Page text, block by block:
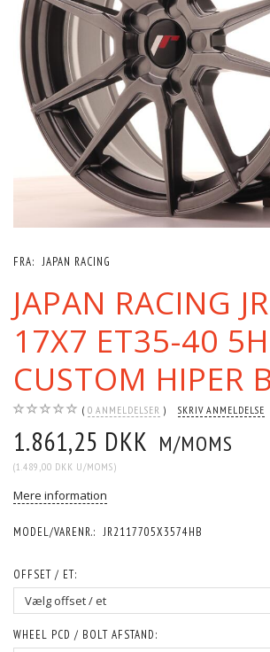
FRA: JAPAN RACING
JAPAN RACING
17X7 ET35-40 5H
CUSTOM HIPER
0 ANMELDELSER SKRIV ANMELDELSE
1.861,25 DKK M/MOMS
(1.489,00 DKK U/MOMS)
Mere information
MODEL/VARENR.: JR2117705X3574HB
OFFSET / ET:
WHEEL PCD / BOLT AFSTAND: